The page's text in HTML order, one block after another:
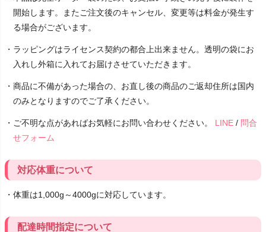
開始します。またご注文後のキャンセル、変更等は料金が発生す
る場合がございます。
・ラッピングはライセンス契約の都合上出来ません。透明の袋にお
入れし外箱に入れてお届けさせていただきます。
・商品に不備があった場合の、お直し後の商品のご返却住所は国内
のみとなりますのでご了承ください。
・ご不明な点があればお気軽にお問い合わせください。 LINE / 問合
せフォーム
対応体重について
・体重は1,000g～4000gに対応しています。
配達時間指定について